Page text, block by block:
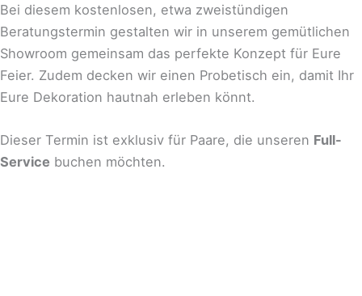
Bei diesem kostenlosen, etwa zweistündigen
Beratungstermin gestalten wir in unserem gemütlichen
Showroom gemeinsam das perfekte Konzept für Eure
Feier. Zudem decken wir einen Probetisch ein, damit Ihr
Eure Dekoration hautnah erleben könnt.
Dieser Termin ist exklusiv für Paare, die unseren Full-
Service buchen möchten.